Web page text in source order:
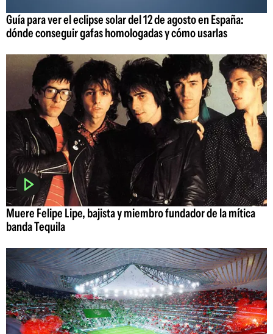
Guía para ver el eclipse solar del 12 de agosto en España:
dónde conseguir gafas homologadas y cómo usarlas
Muere Felipe Lipe, bajista y miembro fundador de la mítica
banda Tequila